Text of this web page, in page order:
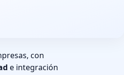
con
e integración